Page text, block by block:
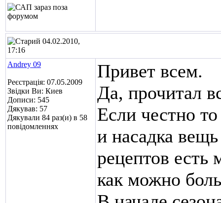
04.02.2010,
17:16
Andrey 09
Реєстрація: 07.05.2009
Звідки Ви: Киев
Дописи: 545
Дякував: 57
Дякували 84 раз(и) в 58
повідомленнях
Привет всем.
Да, прочитал
Если честно
и насадка
рецептов есть
как можно